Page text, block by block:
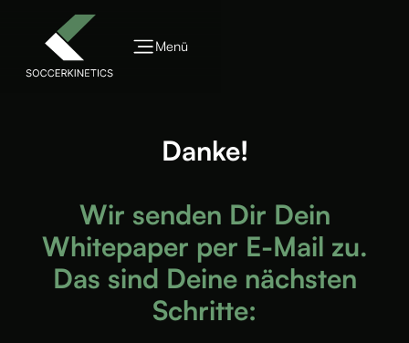
Menü
Danke!
Wir senden Dir Dein
Whitepaper per E-Mail zu.
Das sind Deine nächsten
Schritte: